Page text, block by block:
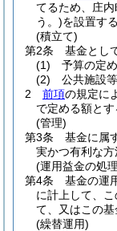
てるため、庄
う。)を設置する
(積立て)
第2条
基金とし
(1)
予算の定
(2)
公共施設
2
前項の規定に
で定める額とす
(管理)
第3条
基金に属
実かつ有利な方
(運用益金の処
第4条
基金の運
に計上して、
て、又はこの基
(繰替運用)